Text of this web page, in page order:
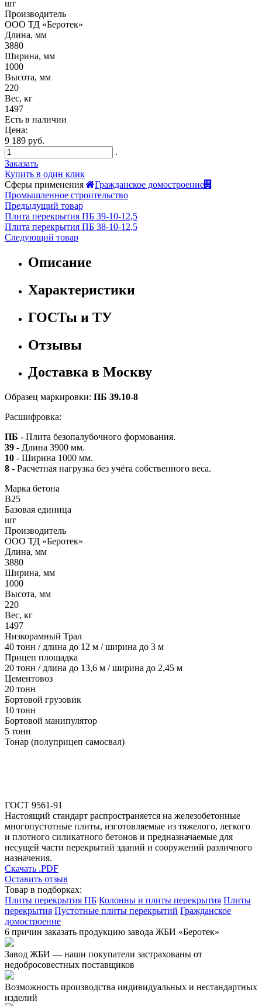
шт
Производитель
ООО ТД «Беротек»
Длина, мм
3880
Ширина, мм
1000
Высота, мм
220
Вес, кг
1497
Есть в наличии
Цена:
9 189 руб.
.
Заказать
Купить в один клик
Сферы применения
Гражданское домостроение
Промышленное строительство
Предыдущий товар
Плита перекрытия ПБ 39-10-12,5
Плита перекрытия ПБ 38-10-12,5
Следующий товар
Описание
Характеристики
ГОСТы и ТУ
Отзывы
Доставка в Москву
Образец маркировки: ПБ 39.10-8
Расшифровка:
ПБ - Плита безопалубочного формования.
39 - Длина 3900 мм.
10 - Ширина 1000 мм.
8 - Расчетная нагрузка без учёта собственного веса.
Марка бетона
B25
Базовая единица
шт
Производитель
ООО ТД «Беротек»
Длина, мм
3880
Ширина, мм
1000
Высота, мм
220
Вес, кг
1497
Низкорамный Трал
40 тонн / длина до 12 м / ширина до 3 м
Прицеп площадка
20 тонн / длина до 13,6 м / ширина до 2,45 м
Цементовоз
20 тонн
Бортовой грузовик
10 тонн
Бортовой манипулятор
5 тонн
Тонар (полуприцеп самосвал)
ГОСТ 9561-91
Настоящий стандарт распространяется на железобетонные
многопустотные плиты, изготовляемые из тяжелого, легкого
и плотного силикатного бетонов и предназначаемые для
несущей части перекрытий зданий и сооружений различного
назначения.
Скачать .PDF
Оставить отзыв
Товар в подборках:
Плиты перекрытия ПБ Колонны и плиты перекрытия Плиты
перекрытия Пустотные плиты перекрытий Гражданское
домостроение
6 причин заказать продукцию завода ЖБИ «Беротек»
Завод ЖБИ — наши покупатели застрахованы от
недобросовестных поставщиков
Возможность производства индивидуальных и нестандартных
изделий